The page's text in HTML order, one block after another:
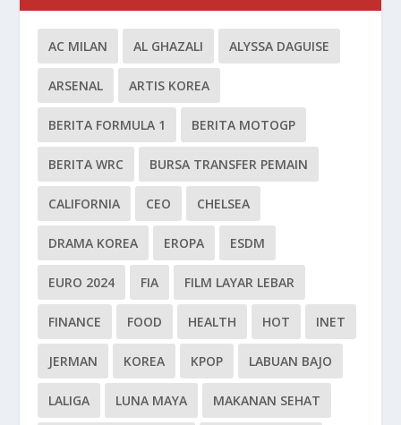
AC MILAN AL GHAZALI ALYSSA DAGUISE
ARSENAL ARTIS KOREA
BERITA FORMULA 1 BERITA MOTOGP
BERITA WRC BURSA TRANSFER PEMAIN
CALIFORNIA CEO CHELSEA
DRAMA KOREA EROPA ESDM
EURO 2024 FIA FILM LAYAR LEBAR
FINANCE FOOD HEALTH HOT INET
JERMAN KOREA KPOP LABUAN BAJO
LALIGA LUNA MAYA MAKANAN SEHAT